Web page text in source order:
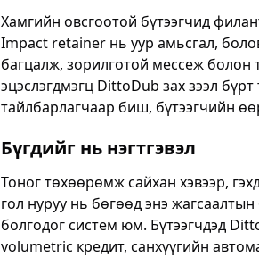
Хамгийн овсгоотой бүтээгчид
Impact retainer нь уур амьсгал,
багцалж, зорилготой мессеж болон
эцэслэгдмэгц DittoDub зах зээл
тайлбарлагчаар биш, бүтээгчийн
Бүгдийг нь нэгтгэвэл
Тоног төхөөрөмж сайхан хэвээр,
гол нуруу нь бөгөөд энэ
болгодог систем юм. Бүтээгчдэд
volumetric кредит, санхүүгийн